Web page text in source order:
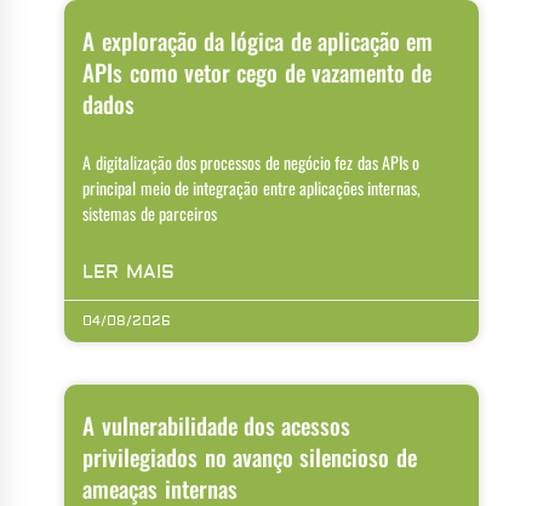
A exploração da lógica de aplicação em
APIs como vetor cego de vazamento de
dados
A digitalização dos processos de negócio fez das APIs o
principal meio de integração entre aplicações internas,
sistemas de parceiros
LER MAIS
04/08/2026
A vulnerabilidade dos acessos
privilegiados no avanço silencioso de
ameaças internas